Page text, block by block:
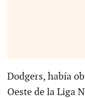
Dodgers, había
Oeste de la Liga